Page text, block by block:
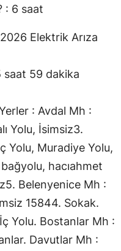
: 6 saat
Elektrik Arıza
saat 59 dakika
: Avdal Mh :
Yolu, İsimsiz3.
Yolu, Muradiye Yolu,
hacıahmet
Belenyenice Mh :
15844. Sokak.
Yolu. Bostanlar Mh :
Davutlar Mh :